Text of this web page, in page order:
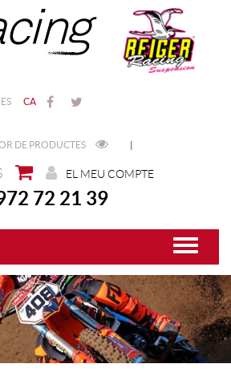
ES CA
DE PRODUCTES |
EL MEU COMPTE
72 21 39